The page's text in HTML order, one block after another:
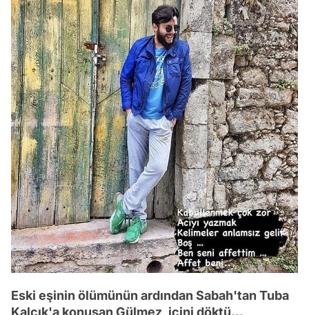
Eski eşinin ölümünün ardından Sabah'tan Tuba
Kalçık'a konuşan Gülmez, içini döktü...